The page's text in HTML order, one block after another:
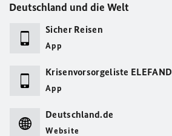
Deutschland und die Welt
Sicher Reisen
App
Krisenvorsorgeliste ELEFAND
App
Deutschland.de
Website